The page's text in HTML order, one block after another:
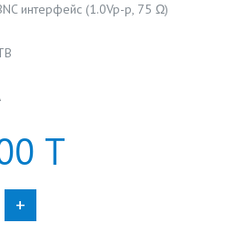
интерфейс (1.0Vp-p, 75 Ω)
Т
+